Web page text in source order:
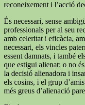
reconeixement i l’acció
És necessari, sense
professionals per al seu
amb celeritat i eficàcia,
necessari, els vincles
essent damnats, i també
que estigui alienat: o no
la decisió alienadora i
els cosins, i el grup
més greus d’alienació